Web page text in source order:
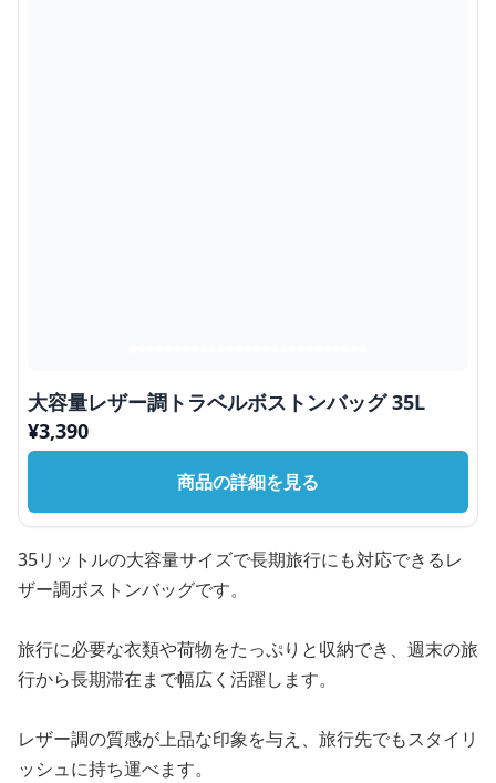
大容量レザー調トラベルボストンバッグ 35L
¥3,390
商品の詳細を見る
35リットルの大容量サイズで長期旅行にも対応できるレ
ザー調ボストンバッグです。
旅行に必要な衣類や荷物をたっぷりと収納でき、週末の旅
行から長期滞在まで幅広く活躍します。
レザー調の質感が上品な印象を与え、旅行先でもスタイリ
ッシュに持ち運べます。